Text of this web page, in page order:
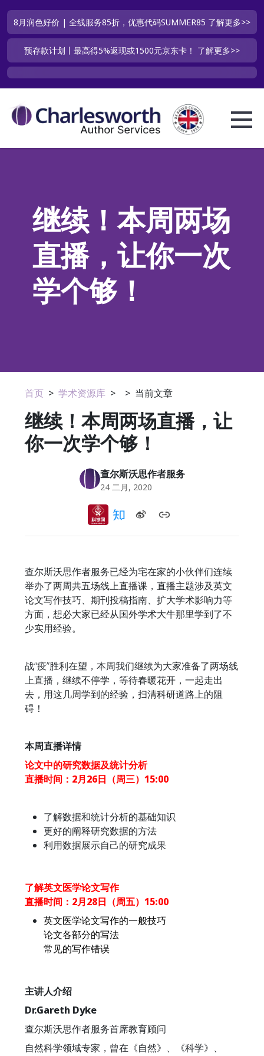
8月润色好价 | 全线服务85折，优惠代码SUMMER85 了解更多>>
预存款计划丨最高得5%返现或1500元京东卡！ 了解更多>>
继续！本周两场
直播，让你一次
学个够！
首页 > 学术资源库 > > 当前文章
继续！本周两场直播，让
你一次学个够！
查尔斯沃思作者服务
24 二月, 2020
查尔斯沃思作者服务已经为宅在家的小伙伴们连续
举办了两周共五场线上直播课，直播主题涉及英文
论文写作技巧、期刊投稿指南、扩大学术影响力等
方面，想必大家已经从国外学术大牛那里学到了不
少实用经验。
战“疫”胜利在望，本周我们继续为大家准备了两场线
上直播，继续不停学，等待春暖花开，一起走出
去，用这几周学到的经验，扫清科研道路上的阻
碍！
本周直播详情
论文中的研究数据及统计分析
直播时间：2月26日（周三）15:00
了解数据和统计分析的基础知识
更好的阐释研究数据的方法
利用数据展示自己的研究成果
了解英文医学论文写作
直播时间：2月28日（周五）15:00
英文医学论文写作的一般技巧
论文各部分的写法
常见的写作错误
主讲人介绍
Dr.Gareth Dyke
查尔斯沃思作者服务首席教育顾问
自然科学领域专家，曾在《自然》、《科学》、